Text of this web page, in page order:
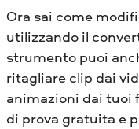
Ora sai come
utilizzando il
strumento puoi
ritagliare clip dai
animazioni dai tuoi
di prova gratuita e